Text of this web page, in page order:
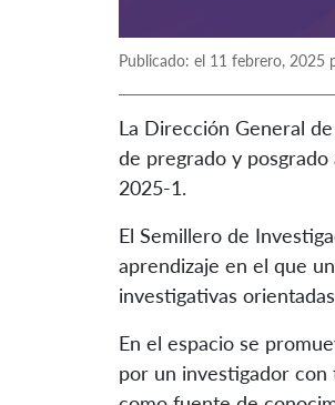
Publicado: el 11 febrero, 2025
La Dirección General
de pregrado y
2025-1.
‌El Semillero de
aprendizaje en el que
investigativas
En el espacio se
por un investigador